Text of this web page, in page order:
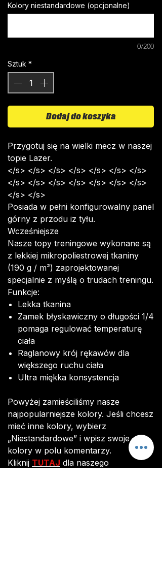
Kolory niestandardowe (opcjonalne)
0/200
Sztuk *
Dodaj do koszyka
Przygotuj się na wielki mecz w naszej
topie Lazer.
</s> </s> </s> </s> </s> </s> </s>
</s> </s> </s> </s> </s> </s> </s>
</s> </s>
Posiada w pełni konfigurowalny panel
górny z przodu iz tyłu.
Wcześniejsze
Nasze topy treningowe wykonane są
z lekkiej mikropoliestrowej tkaniny
(190 g / m²) zaprojektowanej
specjalnie z myślą o trudach treningu.
Funkcje:
Lekka tkanina
Zamek błyskawiczny o długości 1/4
pomaga regulować temperaturę
ciała
Raglanowy krój rękawów dla
większego ruchu ciała
Ultra miękka konsystencja
Powyżej zamieściliśmy nasze
najpopularniejsze kolory. Jeśli chcesz
mieć inne kolory, wybierz
„Niestandardowe” i wpisz swoje
kolory w polu komentarzy.
Kliknij TUTAJ dla naszego